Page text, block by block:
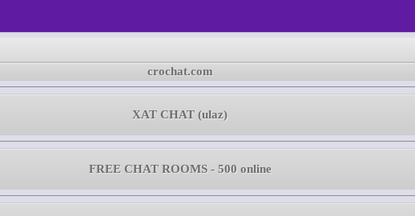
crochat.com
XAT CHAT (ulaz)
FREE CHAT ROOMS - 500 online